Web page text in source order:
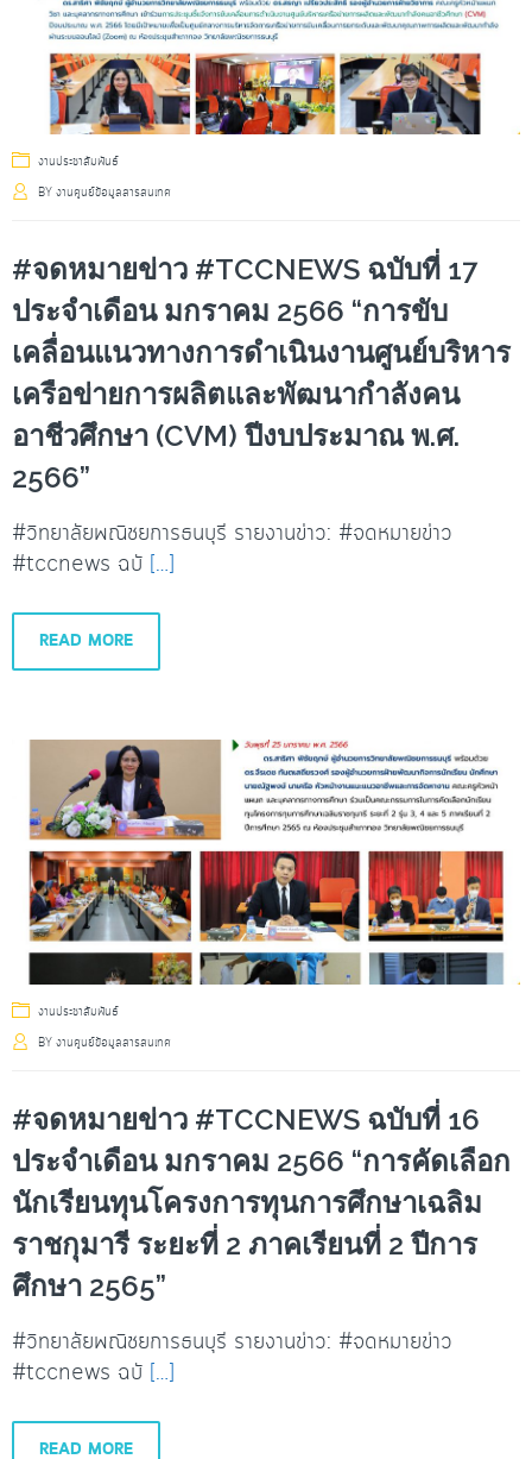
งานประชาสัมพันธ์
BY งานศูนย์ข้อมูลสารสนเทศ
#จดหมายข่าว #TCCNEWS ฉบับที่ 17
ประจำเดือน มกราคม 2566 “การขับ
เคลื่อนแนวทางการดำเนินงานศูนย์บริหาร
เครือข่ายการผลิตและพัฒนากำลังคน
อาชีวศึกษา (CVM) ปีงบประมาณ พ.ศ.
2566”
#วิทยาลัยพณิชยการธนบุรี รายงานข่าว: #จดหมายข่าว
#tccnews ฉบั […]
READ MORE
งานประชาสัมพันธ์
BY งานศูนย์ข้อมูลสารสนเทศ
#จดหมายข่าว #TCCNEWS ฉบับที่ 16
ประจำเดือน มกราคม 2566 “การคัดเลือก
นักเรียนทุนโครงการทุนการศึกษาเฉลิม
ราชกุมารี ระยะที่ 2 ภาคเรียนที่ 2 ปีการ
ศึกษา 2565”
#วิทยาลัยพณิชยการธนบุรี รายงานข่าว: #จดหมายข่าว
#tccnews ฉบั […]
READ MORE